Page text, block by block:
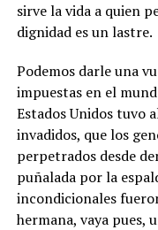
sirve la vida a quien
dignidad es un lastre.
Podemos darle una
impuestas en el
Estados Unidos tuvo
invadidos, que los
perpetrados desde
puñalada por la
incondicionales
hermana, vaya pues,